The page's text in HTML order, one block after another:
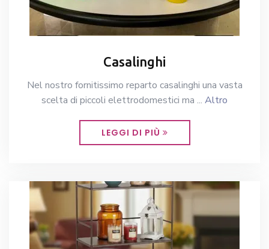
Casalinghi
Nel nostro fornitissimo reparto casalinghi una vasta
scelta di piccoli elettrodomestici ma ... Altro
LEGGI DI PIÙ